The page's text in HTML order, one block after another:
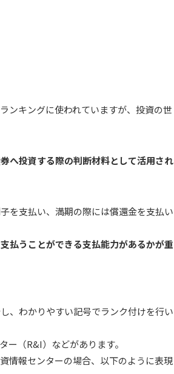
ンキングに使われていますが、投資の世
へ投資する際の判断材料として活用され
を支払い、満期の際には償還金を支払い
払うことができる支払能力があるかが重
、わかりやすい記号でランク付けを行い
ー（R&I）などがあります。
情報センターの場合、以下のように表現